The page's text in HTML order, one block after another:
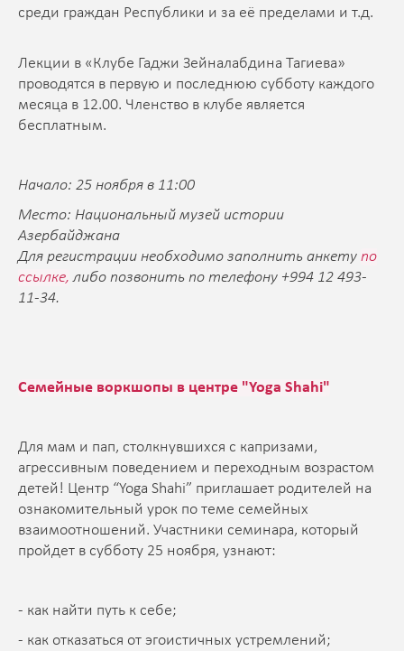
среди граждан Республики и за её пределами и т.д.
Лекции в «Клубе Гаджи Зейналабдина Тагиева»
проводятся в первую и последнюю субботу каждого
месяца в 12.00. Членство в клубе является
бесплатным.
Начало: 25 ноября в 11:00
Место: Национальный музей истории
Азербайджана
Для регистрации необходимо заполнить анкету по
ссылке, либо позвонить по телефону +994 12 493-
11-34.
Семейные воркшопы в центре "Yoga Shahi"
Для мам и пап, столкнувшихся с капризами,
агрессивным поведением и переходным возрастом
детей! Центр “Yoga Shahi” приглашает родителей на
ознакомительный урок по теме семейных
взаимоотношений. Участники семинара, который
пройдет в субботу 25 ноября, узнают:
- как найти путь к себе;
- как отказаться от эгоистичных устремлений;